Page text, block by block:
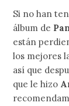
Si no han
álbum de
están
los mejores
así que
que le hizo